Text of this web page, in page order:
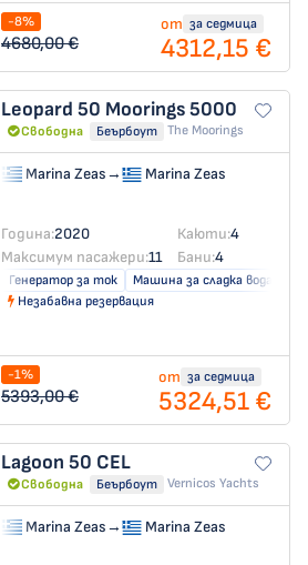
-8%
4680,00 €
от за седмица
4312,15 €
Leopard 50 Moorings 5000
Свободна Беърбоут The Moorings
Marina Zeas→ Marina Zeas
Година:2020 Каюти:4
Максимум пасажери:11 Бани:4
Генератор за ток Машина за сладка вода
Незабавна резервация
-1%
5393,00 €
от за седмица
5324,51 €
Lagoon 50 CEL
Свободна Беърбоут Vernicos Yachts
Marina Zeas→ Marina Zeas